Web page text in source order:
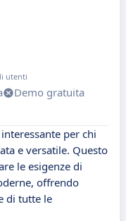
utenti
Demo gratuita
per chi
e versatile. Questo
le esigenze di
offrendo
di tutte le